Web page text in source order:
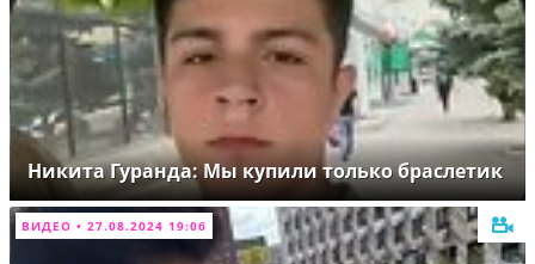
Никита Гуранда: Мы купили только браслетик
ВИДЕО • 27.08.2024 19:06